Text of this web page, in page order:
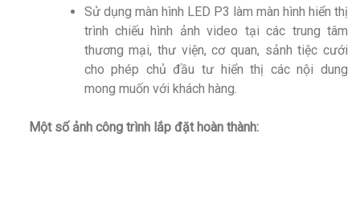
Sử dụng màn hình LED P3 làm màn hình hiển thị
trình chiếu hình ảnh video tại các trung tâm
thương mại, thư viện, cơ quan, sảnh tiệc cưới
cho phép chủ đầu tư hiển thị các nội dung
mong muốn với khách hàng.
Một số ảnh công trình lắp đặt hoàn thành: